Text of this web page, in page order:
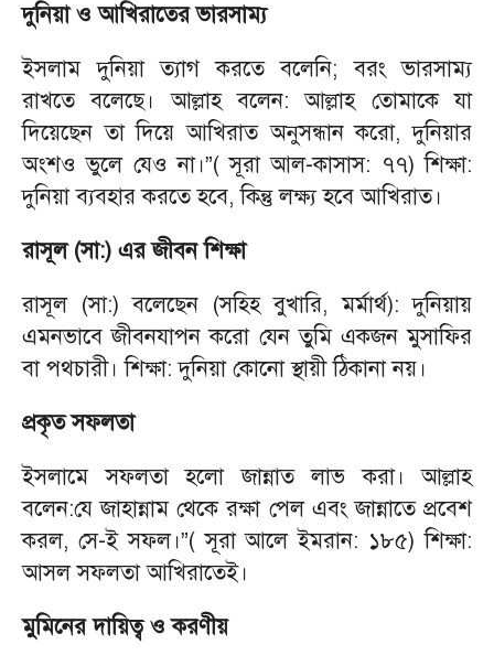
দুনিয়া ও আখিরাতের ভারসাম্য
ইসলাম দুনিয়া ত্যাগ করতে বলেনি; বরং ভারসাম্য
রাখতে বলেছে। আল্লাহ বলেন: আল্লাহ তোমাকে যা
দিয়েছেন তা দিয়ে আখিরাত অনুসন্ধান করো, দুনিয়ার
অংশও ভুলে যেও না।”( সূরা আল-কাসাস: ৭৭) শিক্ষা:
দুনিয়া ব্যবহার করতে হবে, কিন্তু লক্ষ্য হবে আখিরাত।
রাসূল (সা:) এর জীবন শিক্ষা
রাসূল (সা:) বলেছেন (সহিহ বুখারি, মর্মার্থ): দুনিয়ায়
এমনভাবে জীবনযাপন করো যেন তুমি একজন মুসাফির
বা পথচারী। শিক্ষা: দুনিয়া কোনো স্থায়ী ঠিকানা নয়।
প্রকৃত সফলতা
ইসলামে সফলতা হলো জান্নাত লাভ করা। আল্লাহ
বলেন:যে জাহান্নাম থেকে রক্ষা পেল এবং জান্নাতে প্রবেশ
করল, সে-ই সফল।”( সূরা আলে ইমরান: ১৮৫) শিক্ষা:
আসল সফলতা আখিরাতেই।
মুমিনের দায়িত্ব ও করণীয়